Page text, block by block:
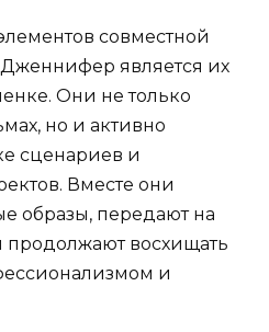
совместной
является их
Они не только
но и активно
сценариев и
Вместе они
образы, передают на
восхищать
и